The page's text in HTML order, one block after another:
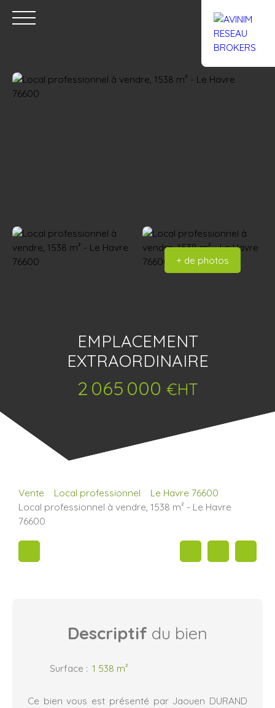
+ de photos
EMPLACEMENT
EXTRAORDINAIRE
2 065 000 €HT
Vente Local professionnel
Le Havre 76600
Local professionnel à vendre, 1538 m² - Le Havre
76600
Descriptif du bien
Surface : 1 538 m²
Ce bien vous est présenté par Jaouen DURAND